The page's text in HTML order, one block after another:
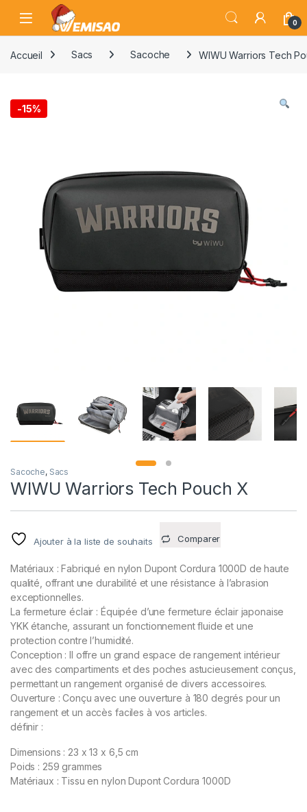
Skip to navigation
Skip to content
Open 0
Accueil Sacs Sacoche WIWU Warriors Tech
-15%
Sacoche, Sacs
WIWU Warriors Tech Pouch X
Ajouter à la liste de souhaits Comparer
Matériaux : Fabriqué en nylon Dupont Cordura 1000D de haute
qualité, offrant une durabilité et une résistance à l’abrasion
exceptionnelles.
La fermeture éclair : Équipée d’une fermeture éclair japonaise
YKK étanche, assurant un fonctionnement fluide et une
protection contre l’humidité.
Conception : Il offre un grand espace de rangement intérieur
avec des compartiments et des poches astucieusement conçus,
permettant un rangement organisé de divers accessoires.
Ouverture : Conçu avec une ouverture à 180 degrés pour un
rangement et un accès faciles à vos articles.
définir :
Dimensions : 23 x 13 x 6,5 cm
Poids : 259 grammes
Matériaux : Tissu en nylon Dupont Cordura 1000D